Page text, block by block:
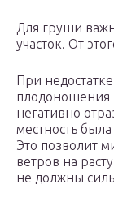
Для груши
участок. От
При
плодоношения
негативно
местность
Это позволит
ветров на
не должны